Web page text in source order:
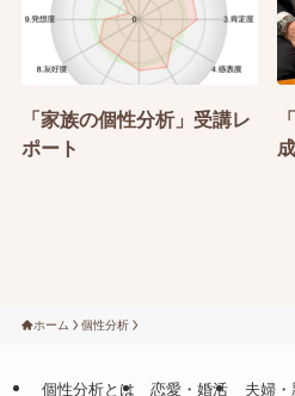
「家族の個性分析」受講レ
ポート
ホーム 個性分析
個性分析とは 恋愛・婚活 夫婦